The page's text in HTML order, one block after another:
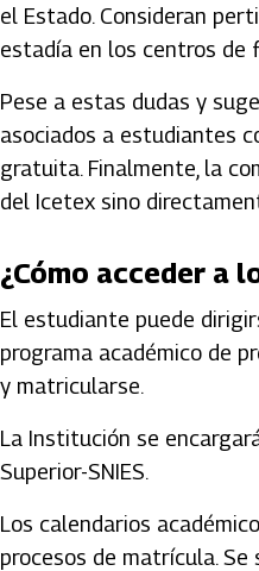
el Estado. Consideran
estadía en los centros de
Pese a estas dudas y
asociados a estudiantes
gratuita. Finalmente, la
del Icetex sino
¿Cómo acceder a
El estudiante puede
programa académico de
y matricularse.
La Institución se
Superior-SNIES.
Los calendarios
procesos de matrícula.